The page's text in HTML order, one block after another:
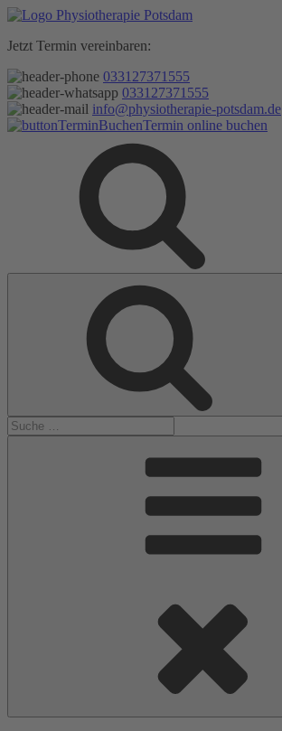
Zum
springen
Jetzt Termin vereinbaren:
033127371555
033127371555
info@physiotherapie-potsdam.de
Termin online buchen